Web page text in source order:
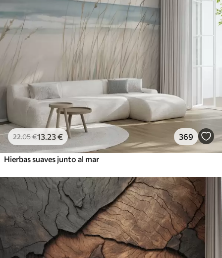
22.05€13 .23€ 369
Hierbas suaves junto al mar